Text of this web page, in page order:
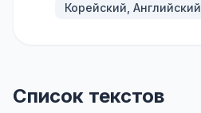
Корейский, Английский
Список текстов